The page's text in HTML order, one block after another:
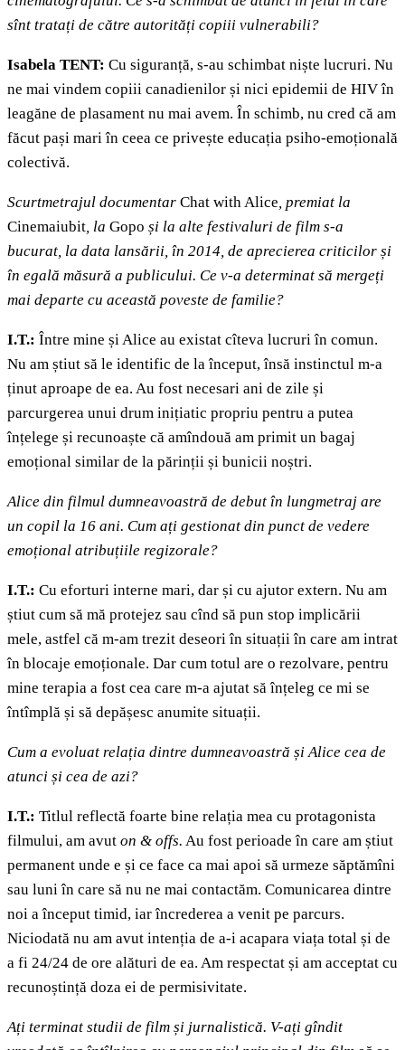
sînt tratați de către autorități copiii vulnerabili?
Isabela TENT: Cu siguranță, s-au schimbat niște lucruri. Nu
ne mai vindem copiii canadienilor și nici epidemii de HIV în
leagăne de plasament nu mai avem. În schimb, nu cred că am
făcut pași mari în ceea ce privește educația psiho-emoțională
colectivă.
Scurtmetrajul documentar Chat with Alice, premiat la
Cinemaiubit, la Gopo și la alte festivaluri de film s-a
bucurat, la data lansării, în 2014, de aprecierea criticilor și
în egală măsură a publicului. Ce v-a determinat să mergeți
mai departe cu această poveste de familie?
I.T.: Între mine și Alice au existat cîteva lucruri în comun.
Nu am știut să le identific de la început, însă instinctul m-a
ținut aproape de ea. Au fost necesari ani de zile și
parcurgerea unui drum inițiatic propriu pentru a putea
înțelege și recunoaște că amîndouă am primit un bagaj
emoțional similar de la părinții și bunicii noștri.
Alice din filmul dumneavoastră de debut în lungmetraj are
un copil la 16 ani. Cum ați gestionat din punct de vedere
emoțional atribuțiile regizorale?
I.T.: Cu eforturi interne mari, dar și cu ajutor extern. Nu am
știut cum să mă protejez sau cînd să pun stop implicării
mele, astfel că m-am trezit deseori în situații în care am intrat
în blocaje emoționale. Dar cum totul are o rezolvare, pentru
mine terapia a fost cea care m-a ajutat să înțeleg ce mi se
întîmplă și să depășesc anumite situații.
Cum a evoluat relația dintre dumneavoastră și Alice cea de
atunci și cea de azi?
I.T.: Titlul reflectă foarte bine relația mea cu protagonista
filmului, am avut on & offs. Au fost perioade în care am știut
permanent unde e și ce face ca mai apoi să urmeze săptămîni
sau luni în care să nu ne mai contactăm. Comunicarea dintre
noi a început timid, iar încrederea a venit pe parcurs.
Niciodată nu am avut intenția de a-i acapara viața total și de
a fi 24/24 de ore alături de ea. Am respectat și am acceptat cu
recunoștință doza ei de permisivitate.
Ați terminat studii de film și jurnalistică. V-ați gîndit